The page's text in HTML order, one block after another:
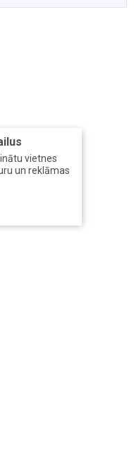
vietnes
un reklāmas